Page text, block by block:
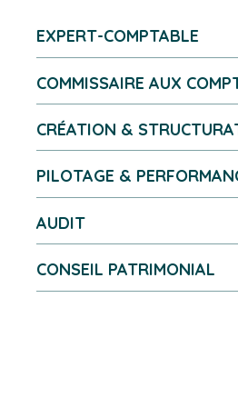
EXPERT-COMPTABLE
COMMISSAIRE AUX
CRÉATION &
PILOTAGE &
AUDIT
CONSEIL PATRIMONIAL